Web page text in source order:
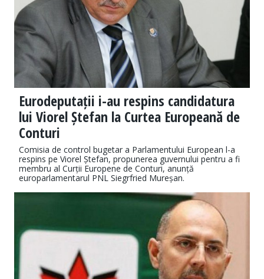
Eurodeputații i-au respins candidatura
lui Viorel Ștefan la Curtea Europeană de
Conturi
Comisia de control bugetar a Parlamentului European l-a
respins pe Viorel Ștefan, propunerea guvernului pentru a fi
membru al Curții Europene de Conturi, anunță
europarlamentarul PNL Siegrfried Mureșan.